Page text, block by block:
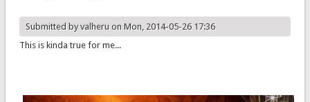
Submitted byvalheruon Mon, 2014-05-26 17:36
This is kinda true for me...